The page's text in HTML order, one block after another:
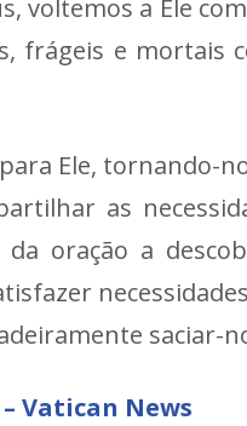
voltemos a Ele
frágeis e mortais
Ele, tornando-
as
oração a
saciar-
Vatican News